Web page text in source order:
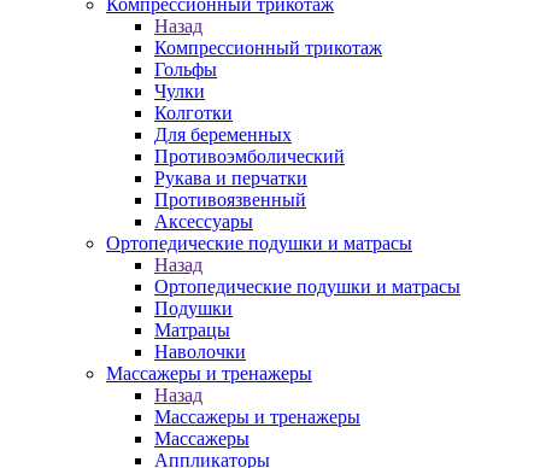
Компрессионный трикотаж
Назад
Компрессионный трикотаж
Гольфы
Чулки
Колготки
Для беременных
Противоэмболический
Рукава и перчатки
Противоязвенный
Аксессуары
Ортопедические подушки и матрасы
Назад
Ортопедические подушки и матрасы
Подушки
Матрацы
Наволочки
Массажеры и тренажеры
Назад
Массажеры и тренажеры
Массажеры
Аппликаторы